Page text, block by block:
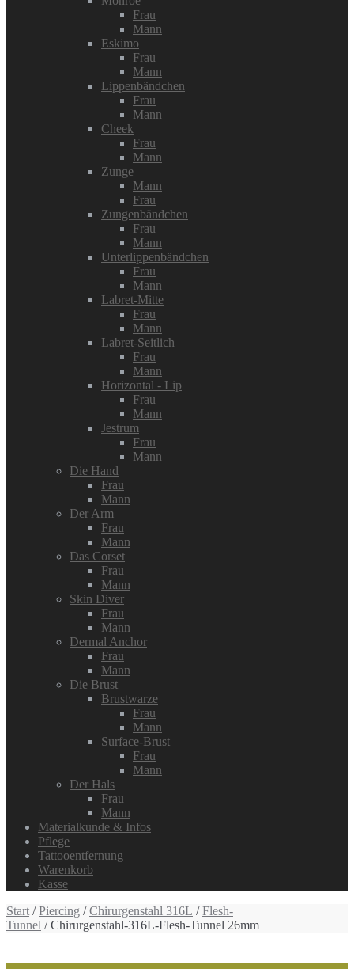
Frau
Mann
Eskimo
Frau
Mann
Lippenbändchen
Frau
Mann
Cheek
Frau
Mann
Zunge
Mann
Frau
Zungenbändchen
Frau
Mann
Unterlippenbändchen
Frau
Mann
Labret-Mitte
Frau
Mann
Labret-Seitlich
Frau
Mann
Horizontal - Lip
Frau
Mann
Jestrum
Frau
Mann
Die Hand
Frau
Mann
Der Arm
Frau
Mann
Das Corset
Frau
Mann
Skin Diver
Frau
Mann
Dermal Anchor
Frau
Mann
Die Brust
Brustwarze
Frau
Mann
Surface-Brust
Frau
Mann
Der Hals
Frau
Mann
Materialkunde & Infos
Pflege
Tattooentfernung
Warenkorb
Kasse
Start /Piercing /Chirurgenstahl 316L /Flesh-
Tunnel / Chirurgenstahl-316L-Flesh-Tunnel 26mm